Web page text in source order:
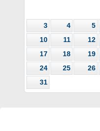
3
4 5
10
11 12
17
18 19
24
25 26
31